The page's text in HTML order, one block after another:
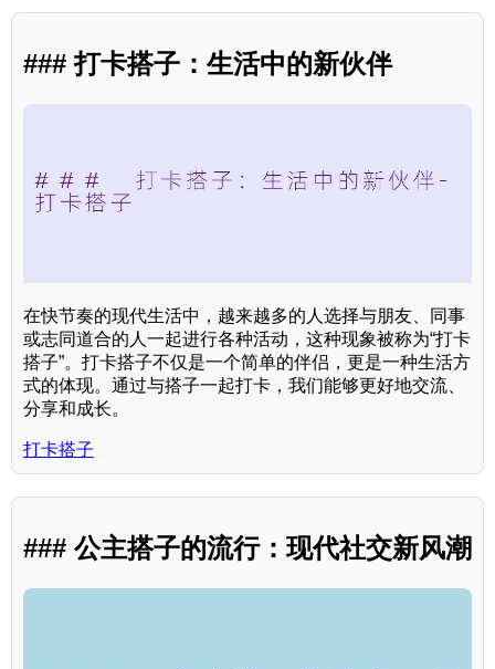
### 打卡搭子：生活中的新伙伴
在快节奏的现代生活中，越来越多的人选择与朋友、同事
或志同道合的人一起进行各种活动，这种现象被称为“打卡
搭子”。打卡搭子不仅是一个简单的伴侣，更是一种生活方
式的体现。通过与搭子一起打卡，我们能够更好地交流、
分享和成长。
打卡搭子
### 公主搭子的流行：现代社交新风潮